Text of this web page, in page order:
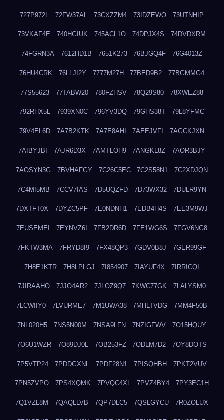
727P972L 72FW37AL 73CXZZM4 73IDZEWO 73UTNHIP
73VKAF4E 740HGIUK 745ACL1O 74DPJX4S 74DVDXRM
74FGRN3A 7612HD1B 7651K273 76BJGQ4F 76G4013Z
76HU4CRK 76LLJI2Y 7777M27H 77BED9B2 77BGMMG4
77S55623 77TABW20 780FZHSV 78Q29S80 78XWEZ88
792RHX5L 7939XN0C 796YV3DQ 79GHS38T 79L8YFMC
79V4EL6D 7A7B2KTK 7A7E8AHI 7AEEJVFI 7AGCKJXN
7AIBYJBI 7AJR6D3X 7AMTLOH9 7ANGKL8Z 7AOR3BJY
7AOSYN3G 7BVHAFGY 7C26C5EC 7C2S58N1 7C2XDJQN
7C4MI5MB 7CCV7IAS 7D5UQZFD 7D73WX32 7DULR9YN
7DXTFT0X 7DYZC5PF 7E0NDNH1 7EDB4H4S 7EE3M9WJ
7EUSEMEI 7EYNVZ6I 7FB2DR6D 7FE1WG6S 7FGV6NG8
7FKTW3MA 7FRYD8I9 7FX48QP3 7GDV0B8J 7GER99GF
7H8E1KTR 7H8LPLGJ 7I854907 7IAYUF4X 7IRRICQI
7JIRAAHO 7JJO4AR2 7JLOZ9Q7 7KWC77GK 7LALYSM0
7LCWIIY0 7LVURME7 7M1UWA38 7MHLTVDG 7MM4F50B
7NL020H5 7NS5N00M 7NSA9LFN 7NZIGFWV 7O15HQUY
7O6U1WZR 7O89DJ0L 7OB253FZ 7ODLM7D2 7OY8DOTS
7P5VTP24 7PDDGXNL 7PDF28N1 7PISQHBH 7PKT2VUV
7PN5ZVPO 7PS4XQMK 7PVQC4XL 7PVZ4BY4 7PY3EC1H
7Q1VZL8M 7QAQLLVB 7QP7DLC5 7QSLGYCU 7R0ZOLUX